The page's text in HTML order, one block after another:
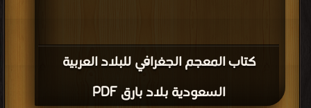
كتاب المعجم الجغرافي للبلاد العربية
السعودية بلاد بارق PDF